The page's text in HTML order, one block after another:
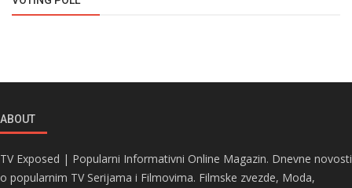
ABOUT
TV Exposed | Popularni Informativni Online Magazin. Dnevne novosti
o popularnim TV Serijama i Filmovima. Filmske zvezde, Moda,